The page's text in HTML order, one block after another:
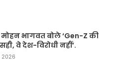
मोहन भागवत बोले ‘Gen-Z की
वे देश-विरोधी नहीं’.
2026